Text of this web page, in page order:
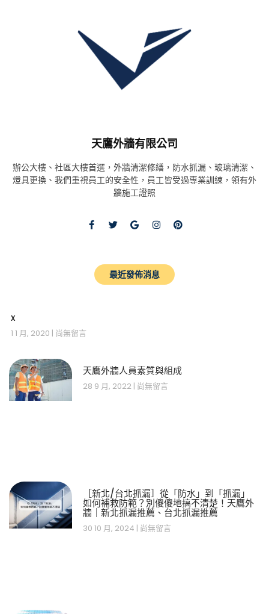
天鷹外牆有限公司
辦公大樓、社區大樓首選，外牆清潔修繕，防水抓漏、玻璃清潔、
燈具更換、我們重視員工的安全性，員工皆受過專業訓練，領有外
牆施工證照
最近發佈消息
x
1 1 月, 2020 尚無留言
天鷹外牆人員素質與組成
28 9 月, 2022 尚無留言
［新北/台北抓漏］從「防水」到「抓漏」
如何補救防範？別傻傻地搞不清楚！天鷹外
牆｜新北抓漏推薦、台北抓漏推薦
30 10 月, 2024 尚無留言